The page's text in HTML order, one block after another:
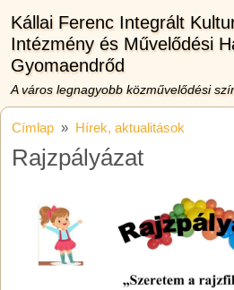
Kállai Ferenc Integrált
Intézmény és Művelődési
Gyomaendrőd
A város legnagyobb közművelődési
Címlap Hírek, aktualitások
Rajzpályázat